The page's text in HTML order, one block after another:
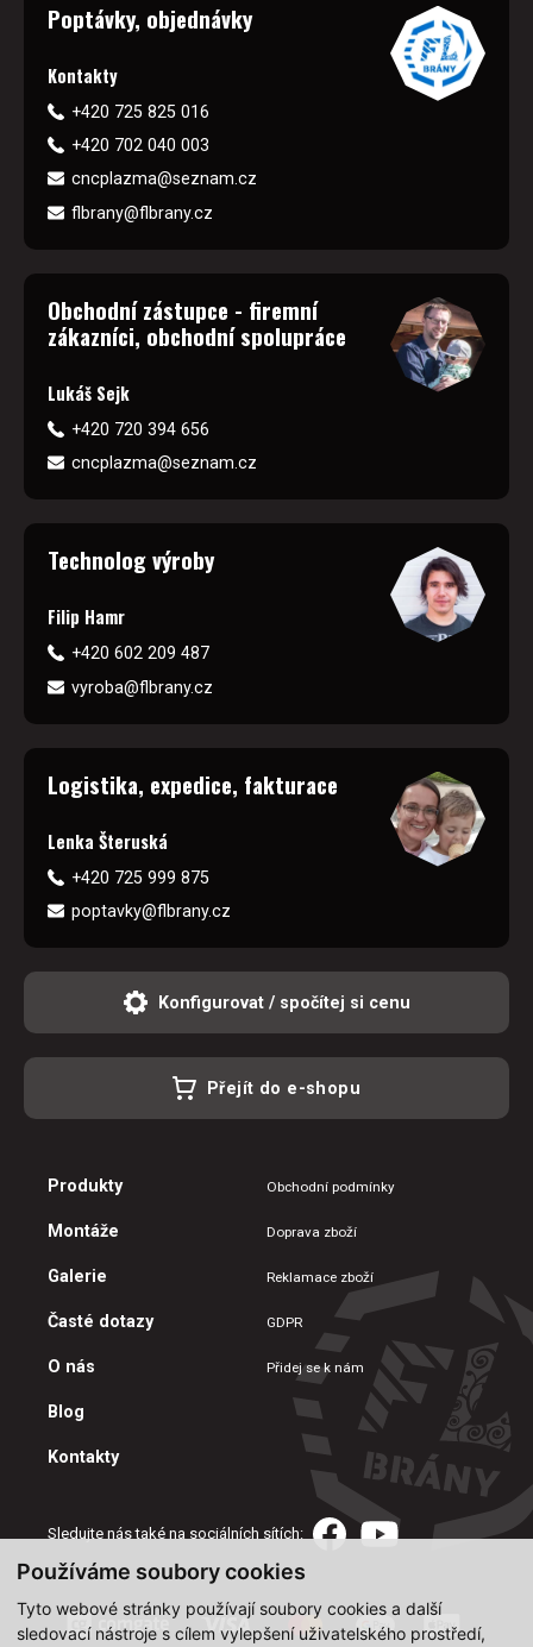
Používáme soubory cookies
Tyto webové stránky používají soubory cookies a další
sledovací nástroje s cílem vylepšení uživatelského prostředí,
Poptávky, objednávky
Kontakty
+420 725 825 016
+420 702 040 003
cncplazma@seznam.cz
flbrany@flbrany.cz
Obchodní zástupce - firemní
zákazníci, obchodní spolupráce
Lukáš Sejk
+420 720 394 656
cncplazma@seznam.cz
Technolog výroby
Filip Hamr
+420 602 209 487
vyroba@flbrany.cz
Logistika, expedice, fakturace
Lenka Šteruská
+420 725 999 875
poptavky@flbrany.cz
Konfigurovat / spočítej si cenu
Přejít do e-shopu
Produkty
Montáže
Galerie
Časté dotazy
O nás
Blog
Kontakty
Obchodní podmínky
Doprava zboží
Reklamace zboží
GDPR
Přidej se k nám
Sledujte nás také na sociálních sítích: